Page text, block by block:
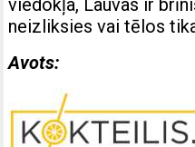
neizliksies vai tēlos
Avots: